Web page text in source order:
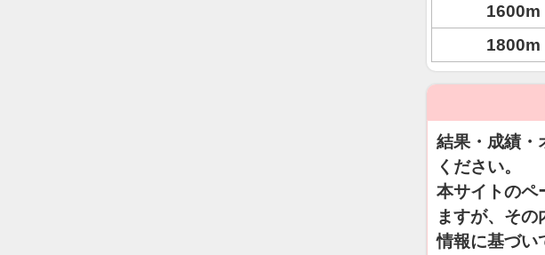
1600m
1800m
結果・成績・
ください。
本サイトのペ
ますが、そ
情報に基づい